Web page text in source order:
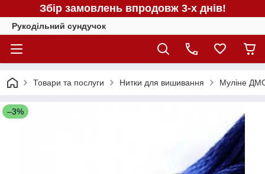
Збір замовлень впродовж 3-х днів!
Рукодільний сундучок
Товари та послуги Нитки для вишивання Муліне
–3%